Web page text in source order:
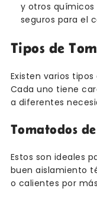
y otros químicos
seguros para el
Tipos de
Existen varios
Cada uno tiene
a diferentes
Tomatodos
Estos son ideales
buen aislamiento
o calientes por